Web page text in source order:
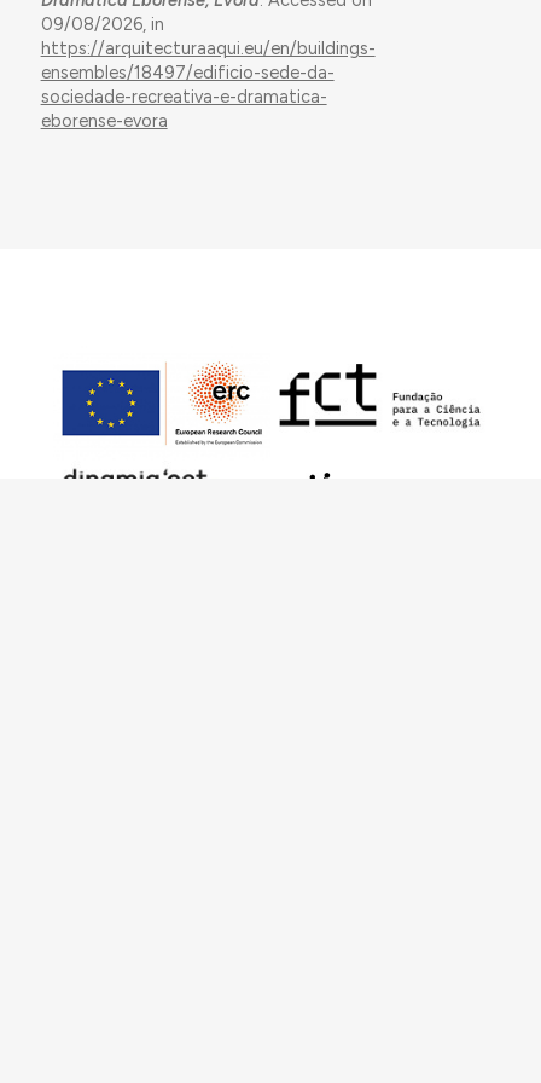
09/08/2026, in
https://arquitecturaaqui.eu/en/buildings-
ensembles/18497/edificio-sede-da-
sociedade-recreativa-e-dramatica-
eborense-evora